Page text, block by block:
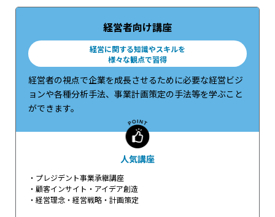
経営者向け講座
経営に関する知識やスキルを
様々な観点で習得
経営者の視点で企業を成長させるために必要な経営ビジ
ョンや各種分析手法、事業計画策定の手法等を学ぶこと
ができます。
人気講座
・プレジデント事業承継講座
・顧客インサイト・アイデア創造
・経営理念・経営戦略・計画策定